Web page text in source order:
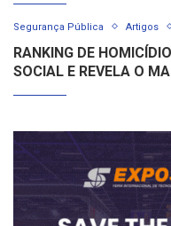
Segurança Pública Artigos
RANKING DE
SOCIAL E REVELA O